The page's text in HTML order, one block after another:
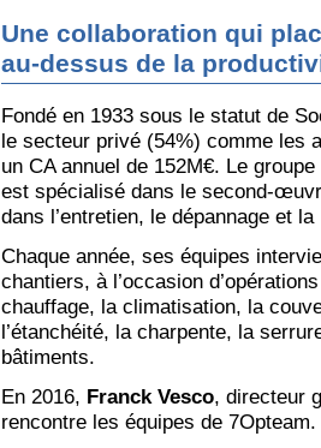
Une collaboration qui
au-dessus de la
Fondé en 1933 sous le statut de
le secteur privé (54%) comme les
un CA annuel de 152M€. Le
est spécialisé dans le second-
dans l’entretien, le dépannage et
Chaque année, ses équipes
chantiers, à l’occasion
chauffage, la climatisation, la
l’étanchéité, la charpente, la
bâtiments.
En 2016, Franck Vesco, directeur
rencontre les équipes de 7Opteam.